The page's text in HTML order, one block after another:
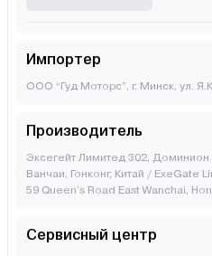
Импортер
ООО “Гуд Моторс”, г. Минск, ул.
Производитель
Эксегейт Лимитед 302,
Ванчаи, Гонконг, Китай / ExeGate
59 Queen’s Road East Wanchai,
Сервисный центр